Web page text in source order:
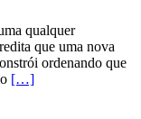
qualquer
que uma nova
ordenando que
[…]